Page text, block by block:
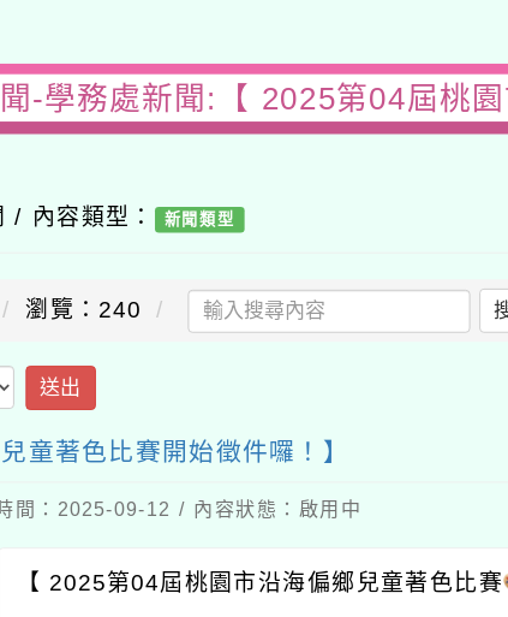
-學務處新聞:【 2025第04屆桃
內容類型： 新聞類型
瀏覽：240
送出
童著色比賽開始徵件囉！】
間：2025-09-12 / 內容狀態：啟用中
【 2025第04屆桃園市沿海偏鄉兒童著色比賽